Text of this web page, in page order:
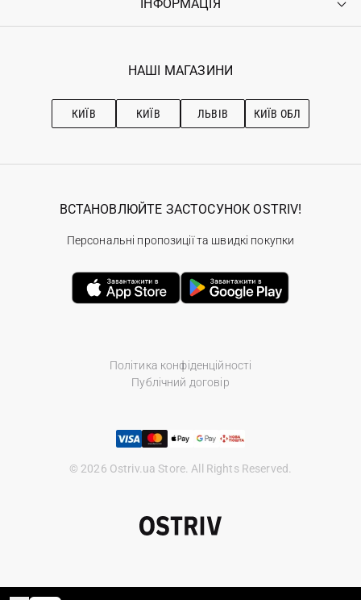
Повернення
Гарантія
Ostriv Club+
ІНФОРМАЦІЯ
Наші магазини
Рекомендації з догляду
НАШІ МАГАЗИНИ
КИЇВ КИЇВ ЛЬВІВ КИЇВ ОБЛ
Політика конфіденційності
Публічний договір
© 2026 Ostriv.ua Store. All Rights Reserved.
ВСТАНОВЛЮЙТЕ ЗАСТОСУНОК OSTRIV!
Персональні пропозиції та швидкі покупки